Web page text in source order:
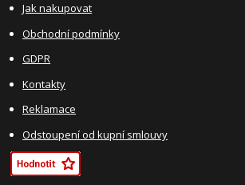
Jak nakupovat
Obchodní podmínky
GDPR
Kontakty
Reklamace
Odstoupení od kupní smlouvy